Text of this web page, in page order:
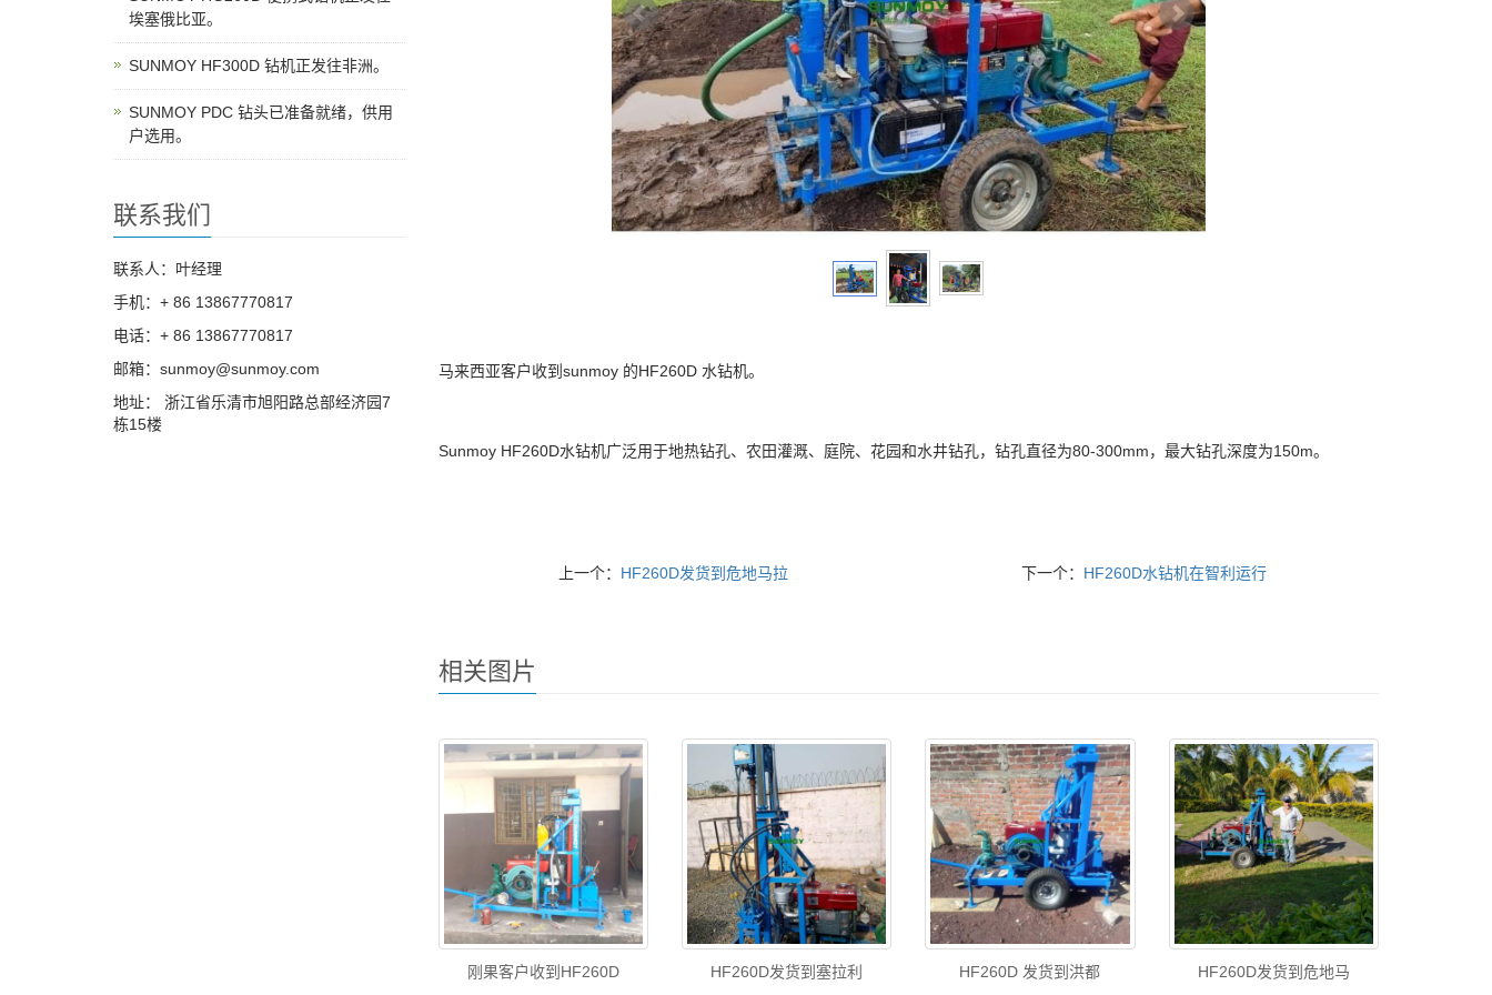
马来西亚客户收到sunmoy 的HF260D 水钻机。
Sunmoy HF260D水钻机广泛用于地热钻孔、农田灌溉、庭院、花园和水井钻孔，钻孔直径为80-300mm，最大钻孔深度为150m。
上一个： HF260D发货到危地马拉 下一个： HF260D水钻机在智利运行
相关图片
刚果客户收到HF260D HF260D发货到塞拉利 HF260D 发货到洪都 HF260D发货到危地马
埃塞俄比亚。
SUNMOY HF300D 钻机正发往非洲。
SUNMOY PDC 钻头已准备就绪，供用
户选用。
联系我们
联系人：叶经理
手机：+ 86 13867770817
电话：+ 86 13867770817
邮箱：sunmoy@sunmoy.com
地址： 浙江省乐清市旭阳路总部经济园7
栋15楼